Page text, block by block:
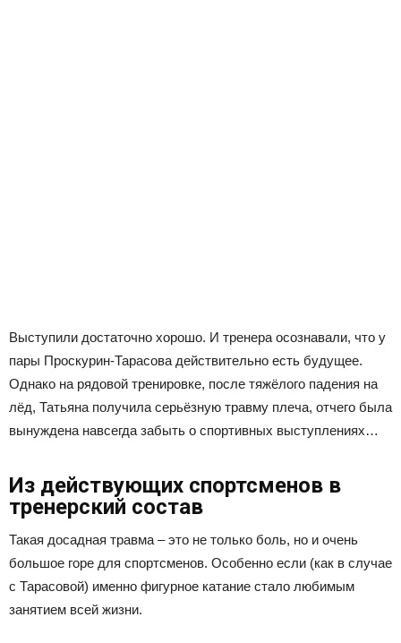
Выступили достаточно хорошо. И тренера осознавали, что у
пары Проскурин-Тарасова действительно есть будущее.
Однако на рядовой тренировке, после тяжёлого падения на
лёд, Татьяна получила серьёзную травму плеча, отчего была
вынуждена навсегда забыть о спортивных выступлениях…
Из действующих спортсменов в
тренерский состав
Такая досадная травма – это не только боль, но и очень
большое горе для спортсменов. Особенно если (как в случае
с Тарасовой) именно фигурное катание стало любимым
занятием всей жизни.